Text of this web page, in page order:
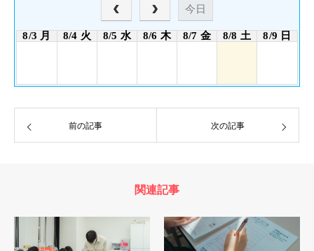
今日
8/3 月 8/4 火 8/5 水 8/6 木 8/7 金 8/8 土 8/9 日
前の記事 次の記事
関連記事